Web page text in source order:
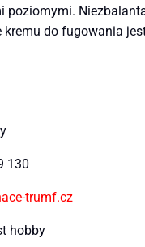
poziomymi.
kremu do fugowania
130
trumf.cz
hobby